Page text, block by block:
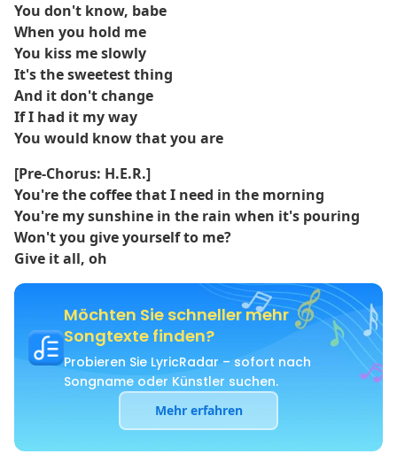
You don't know, babe
When you hold me
You kiss me slowly
It's the sweetest thing
And it don't change
If I had it my way
You would know that you are
[Pre-Chorus: H.E.R.]
You're the coffee that I need in the morning
You're my sunshine in the rain when it's pouring
Won't you give yourself to me?
Give it all, oh
Möchten Sie schneller mehr
Songtexte finden?
Probieren Sie LyricRadar – sofort nach
Songname oder Künstler suchen.
Mehr erfahren